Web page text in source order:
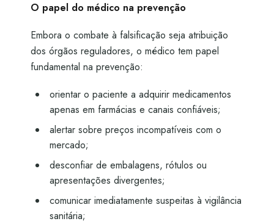
O papel do médico na prevenção
Embora o combate à falsificação seja atribuição
dos órgãos reguladores, o médico tem papel
fundamental na prevenção:
orientar o paciente a adquirir medicamentos
apenas em farmácias e canais confiáveis;
alertar sobre preços incompatíveis com o
mercado;
desconfiar de embalagens, rótulos ou
apresentações divergentes;
comunicar imediatamente suspeitas à vigilância
sanitária;